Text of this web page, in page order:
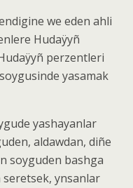
we eden ahli
Hudaÿyñ
perzentleri
yasamak
yashayanlar
aldawdan, diñe
soyguden bashga
ynsanlar